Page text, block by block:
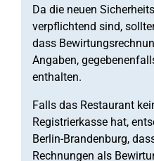
Da die neuen
verpflichtend sind,
dass
Angaben,
enthalten.
Falls das Restaurant
Registrierkasse hat,
Berlin-Brandenburg,
Rechnungen als